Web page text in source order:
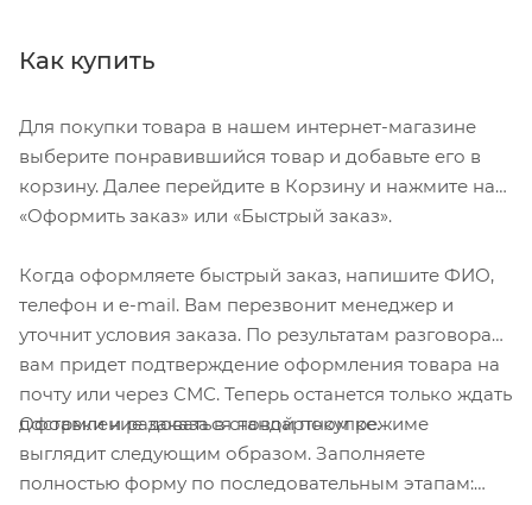
Как купить
Для покупки товара в нашем интернет-магазине
выберите понравившийся товар и добавьте его в
корзину. Далее перейдите в Корзину и нажмите на
«Оформить заказ» или «Быстрый заказ».
Когда оформляете быстрый заказ, напишите ФИО,
телефон и e-mail. Вам перезвонит менеджер и
уточнит условия заказа. По результатам разговора
вам придет подтверждение оформления товара на
почту или через СМС. Теперь останется только ждать
доставки и радоваться новой покупке.
Оформление заказа в стандартном режиме
выглядит следующим образом. Заполняете
полностью форму по последовательным этапам: